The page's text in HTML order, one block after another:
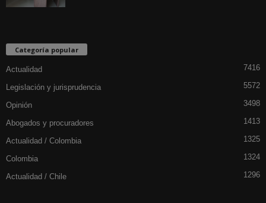
Categoría popular
Actualidad 7416
Legislación y jurisprudencia 5572
Opinión 3498
Abogados y procuradores 1413
Actualidad / Colombia 1325
Colombia 1324
Actualidad / Chile 1296